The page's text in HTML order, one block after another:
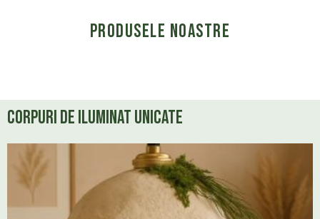
Produsele Noastre
Corpuri de iluminat unicate